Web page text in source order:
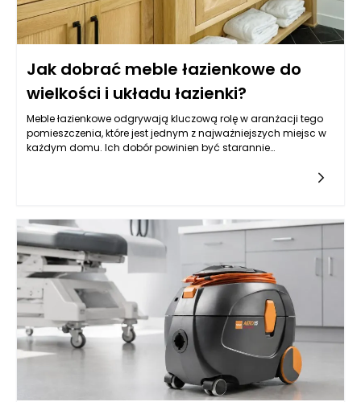
Jak dobrać meble łazienkowe do
wielkości i układu łazienki?
Meble łazienkowe odgrywają kluczową rolę w aranżacji tego
pomieszczenia, które jest jednym z najważniejszych miejsc w
każdym domu. Ich dobór powinien być starannie
„rozrysować” funkcje: gdzie odkładamy kosmetyki, gdzie
trzymamy ręczniki, czy potrzebujemy miejsca na zapas
środków czystości i czy łazienka ma być bardziej
minimalistyczna, czy raczej rodzinna i pojemna. To pierwsze
pytanie, które warto zadać, dotyczy rozmiaru łazienki, ale
równie ważne jest to, jak poruszamy się po wnętrzu i które strefy
muszą pozostać wolne. Im mniejsze pomieszczenie, tym
większą uwagę należy zwrócić na to, by meble łazienkowe
maksymalizowały dostępną przestrzeń, a jednocześnie nie
tworzyły wrażenia ciasnoty. W praktyce najlepiej sprawdzają
się rozwiązania lekkie wizualnie, z przemyślanym układem
szuflad i półek, które „zbierają” drobiazgi z blatu i chowają je w
zabudowie. Dzięki temu nawet niewielka łazienka może